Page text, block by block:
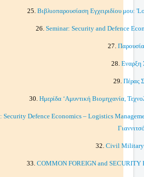
25. Βιβλιοπαρουσίαση Εγχειριδίου
26. Seminar: Security and Defence
27.
28. Εναρξη
29. Πέρας
30. Ημερίδα ‘Αμυντική Βιομηχανία,
Security Defence Economics – Logistics
32. Civil Military
33. COMMON FOREIGN and SECURITY